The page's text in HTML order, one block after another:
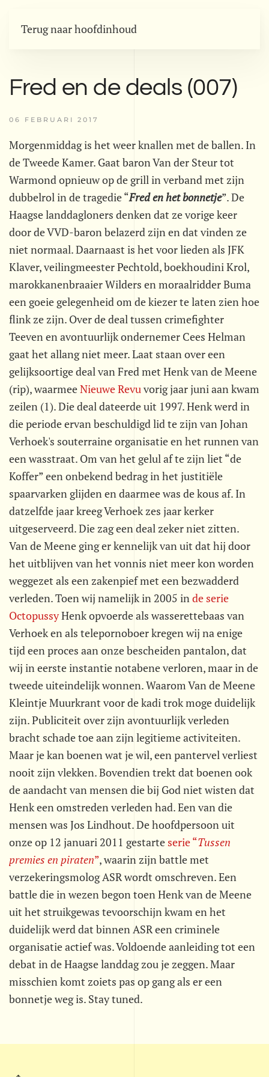
Terug naar hoofdinhoud
Fred en de deals (007)
06 FEBRUARI 2017
Morgenmiddag is het weer knallen met de ballen. In
de Tweede Kamer. Gaat baron Van der Steur tot
Warmond opnieuw op de grill in verband met zijn
dubbelrol in de tragedie “Fred en het bonnetje”. De
Haagse landdagloners denken dat ze vorige keer
door de VVD-baron belazerd zijn en dat vinden ze
niet normaal. Daarnaast is het voor lieden als JFK
Klaver, veilingmeester Pechtold, boekhoudini Krol,
marokkanenbraaier Wilders en moraalridder Buma
een goeie gelegenheid om de kiezer te laten zien hoe
flink ze zijn. Over de deal tussen crimefighter
Teeven en avontuurlijk ondernemer Cees Helman
gaat het allang niet meer. Laat staan over een
gelijksoortige deal van Fred met Henk van de Meene
(rip), waarmeeNieuwe Revuvorig jaar juni aan kwam
zeilen (1). Die deal dateerde uit 1997. Henk werd in
die periode ervan beschuldigd lid te zijn van Johan
Verhoek's souterraine organisatie en het runnen van
een wasstraat. Om van het gelul af te zijn liet “de
Koffer” een onbekend bedrag in het justitiële
spaarvarken glijden en daarmee was de kous af. In
datzelfde jaar kreeg Verhoek zes jaar kerker
uitgeserveerd. Die zag een deal zeker niet zitten.
Van de Meene ging er kennelijk van uit dat hij door
het uitblijven van het vonnis niet meer kon worden
weggezet als een zakenpief met een bezwadderd
verleden. Toen wij namelijk in 2005 inde serie
OctopussyHenk opvoerde als wasserettebaas van
Verhoek en als telepornoboer kregen wij na enige
tijd een proces aan onze bescheiden pantalon, dat
wij in eerste instantie notabene verloren, maar in de
tweede uiteindelijk wonnen. Waarom Van de Meene
Kleintje Muurkrant voor de kadi trok moge duidelijk
zijn. Publiciteit over zijn avontuurlijk verleden
bracht schade toe aan zijn legitieme activiteiten.
Maar je kan boenen wat je wil, een pantervel verliest
nooit zijn vlekken. Bovendien trekt dat boenen ook
de aandacht van mensen die bij God niet wisten dat
Henk een omstreden verleden had. Een van die
mensen was Jos Lindhout. De hoofdpersoon uit
onze op 12 januari 2011 gestarte serie “Tussen
premies en piraten”, waarin zijn battle met
verzekeringsmolog ASR wordt omschreven. Een
battle die in wezen begon toen Henk van de Meene
uit het struikgewas tevoorschijn kwam en het
duidelijk werd dat binnen ASR een criminele
organisatie actief was. Voldoende aanleiding tot een
debat in de Haagse landdag zou je zeggen. Maar
misschien komt zoiets pas op gang als er een
bonnetje weg is. Stay tuned.